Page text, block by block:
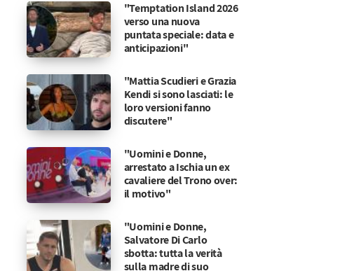
"Temptation Island 2026
verso una nuova
puntata speciale: data e
anticipazioni"
"Mattia Scudieri e Grazia
Kendi si sono lasciati: le
loro versioni fanno
discutere"
"Uomini e Donne,
arrestato a Ischia un ex
cavaliere del Trono over:
il motivo"
"Uomini e Donne,
Salvatore Di Carlo
sbotta: tutta la verità
sulla madre di suo